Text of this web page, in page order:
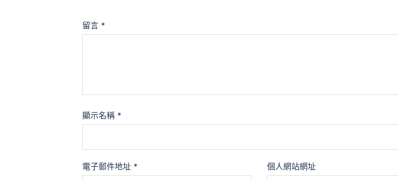
留言 *
顯示名稱 *
電子郵件地址 * 個人網站網址